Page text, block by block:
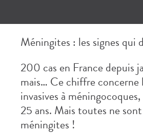
Méningites : les signes qui
200 cas en France depuis
mais… Ce chiffre concerne
invasives à
25 ans. Mais toutes ne sont
méningites !